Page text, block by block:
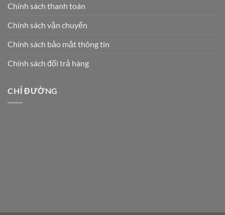
Chính sách thanh toán
Chính sách vận chuyển
Chính sách bảo mật thông tin
Chính sách đổi trả hàng
CHỈ ĐƯỜNG